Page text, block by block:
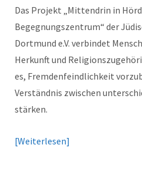
Das Projekt „Mittendrin in
Begegnungszentrum“ der
Dortmund e.V. verbindet
Herkunft und
es, Fremdenfeindlichkeit
Verständnis zwischen
stärken.
Weiterlesen